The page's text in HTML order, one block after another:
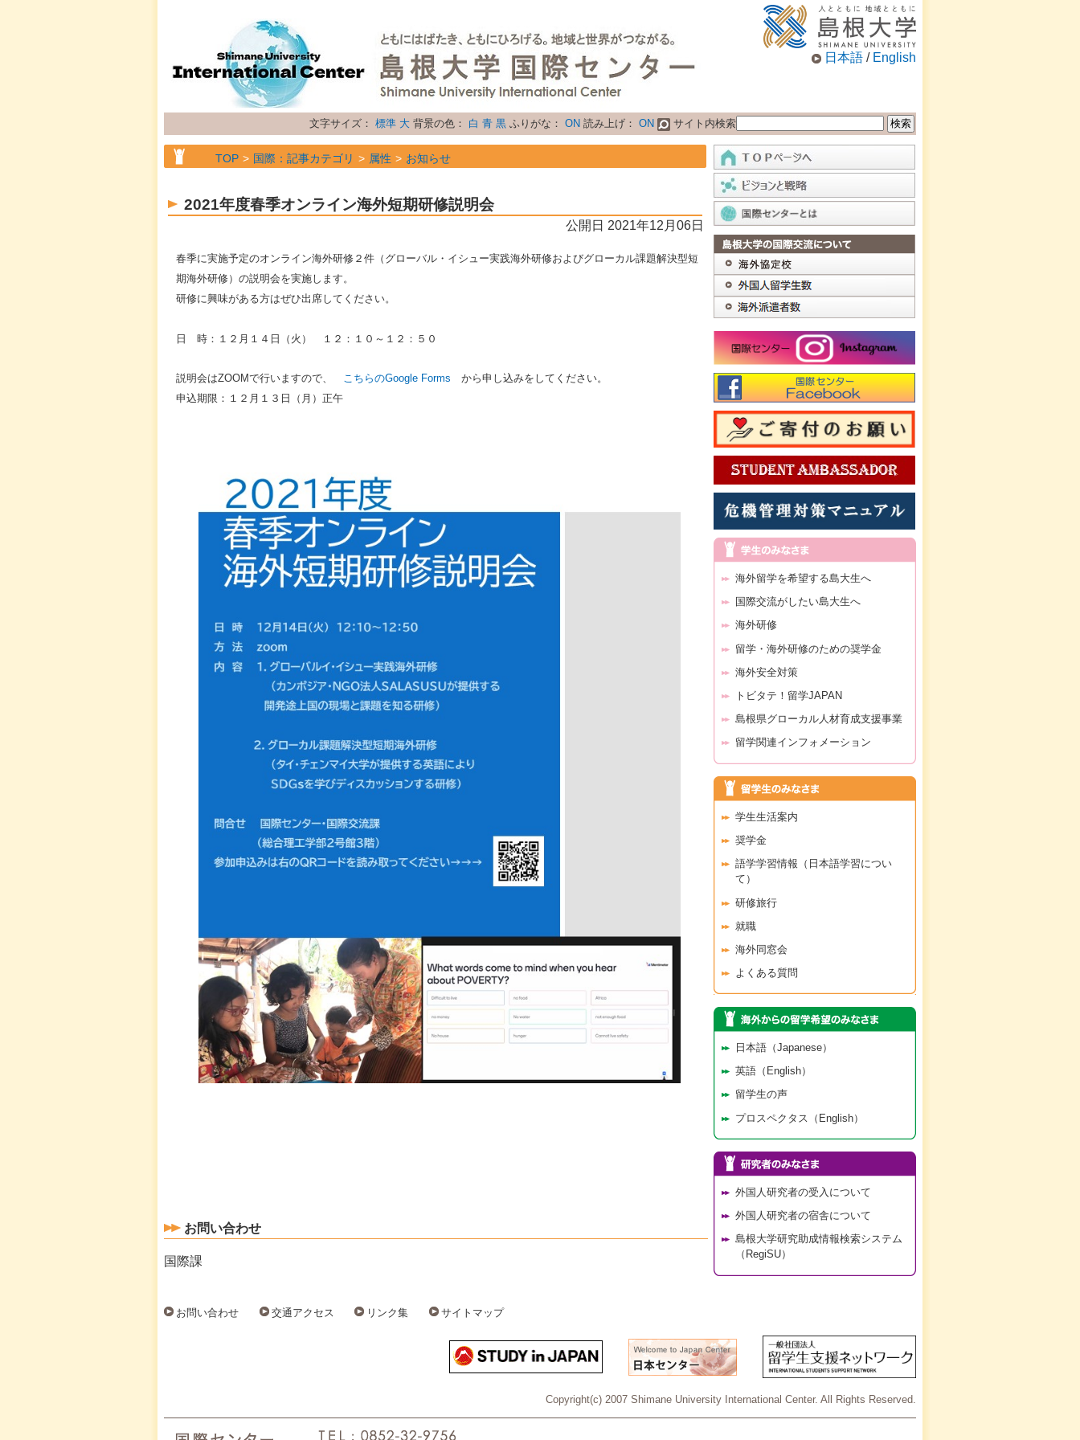
日本語 / English
文字サイズ： 標準 大 背景の色： 白 青 黒 ふりがな： ON 読み上げ： ON サイト内検索
TOP 国際：記事カテゴリ 属性 お知らせ
2021年度春季オンライン海外短期研修説明会
公開日 2021年12月06日
春季に実施予定のオンライン海外研修２件（グローバル・イシュー実践海外研修およびグローカル課題解決型短
期海外研修）の説明会を実施します。
研修に興味がある方はぜひ出席してください。
日 時：１２月１４日（火） １２：１０～１２：５０
説明会はZOOMで行いますので、 こちらのGoogle Forms から申し込みをしてください。
申込期限：１２月１３日（月）正午
お問い合わせ
国際課
海外留学を希望する島大生へ
国際交流がしたい島大生へ
海外研修
留学・海外研修のための奨学金
海外安全対策
トビタテ！留学JAPAN
島根県グローカル人材育成支援事業
留学関連インフォメーション
学生生活案内
奨学金
語学学習情報（日本語学習につい
て）
研修旅行
就職
海外同窓会
よくある質問
日本語（Japanese）
英語（English）
留学生の声
プロスペクタス（English）
外国人研究者の受入について
外国人研究者の宿舎について
島根大学研究助成情報検索システム
（RegiSU）
お問い合わせ 交通アクセス リンク集 サイトマップ
Copyright(c) 2007 Shimane University International Center. All Rights Reserved.